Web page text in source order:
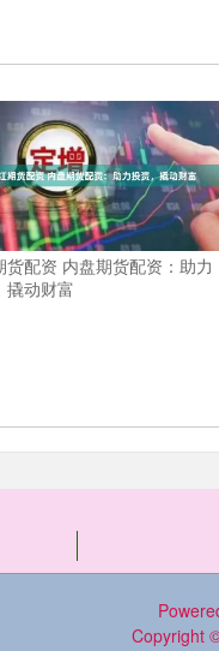
货配资 内盘期货配资：助力
撬动财富
Copyright